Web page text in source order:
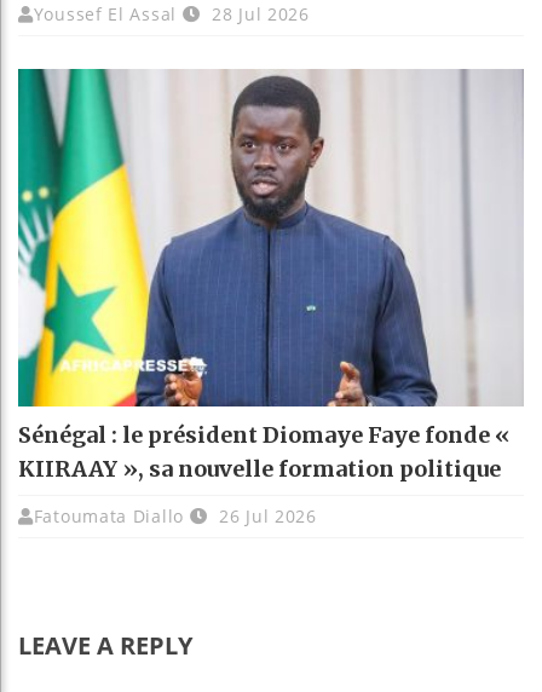
Youssef El Assal 28 Jul 2026
Sénégal : le président Diomaye Faye fonde «
KIIRAAY », sa nouvelle formation politique
Fatoumata Diallo 26 Jul 2026
LEAVE A REPLY